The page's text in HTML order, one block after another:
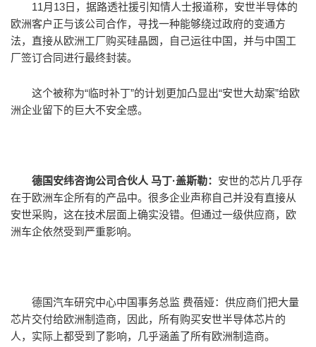
11月13日，据路透社援引知情人士报道称，安世半导体的
欧洲客户正与该公司合作，寻找一种能够绕过政府的变通方
法，直接从欧洲工厂购买硅晶圆，自己运往中国，并与中国工
厂签订合同进行最终封装。
这个被称为“临时补丁”的计划更加凸显出“安世大劫案”给欧
洲企业留下的巨大不安全感。
德国安纬咨询公司合伙人 马丁·盖斯勒： 安世的芯片几乎存
在于欧洲车企所有的产品中。很多企业声称自己并没有直接从
安世采购，这在技术层面上确实没错。但通过一级供应商，欧
洲车企依然受到严重影响。
德国汽车研究中心中国事务总监 费蓓娅：供应商们把大量
芯片交付给欧洲制造商，因此，所有购买安世半导体芯片的
人，实际上都受到了影响，几乎涵盖了所有欧洲制造商。